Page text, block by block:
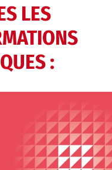
LES
: